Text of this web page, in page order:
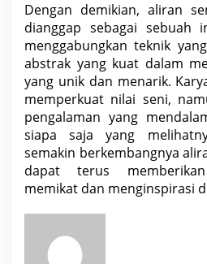
Dengan demikian, aliran
dianggap sebagai sebuah
menggabungkan teknik
abstrak yang kuat dalam
yang unik dan menarik.
memperkuat nilai seni,
pengalaman yang
siapa saja yang
semakin berkembangnya
dapat terus
memikat dan menginspirasi